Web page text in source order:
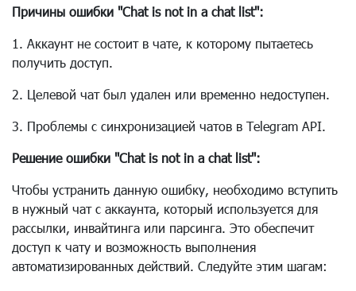
Причины ошибки "Chat is not in a chat list":
1. Аккаунт не состоит в чате, к которому пытаетесь
получить доступ.
2. Целевой чат был удален или временно недоступен.
3. Проблемы с синхронизацией чатов в Telegram API.
Решение ошибки "Chat is not in a chat list":
Чтобы устранить данную ошибку, необходимо вступить
в нужный чат с аккаунта, который используется для
рассылки, инвайтинга или парсинга. Это обеспечит
доступ к чату и возможность выполнения
автоматизированных действий. Следуйте этим шагам: